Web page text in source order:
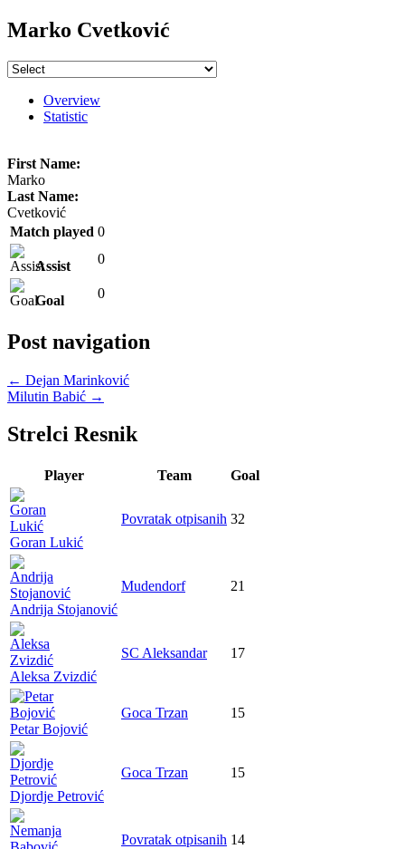
Marko Cvetković
Overview
Statistic
First Name:
Marko
Last Name:
Cvetković
Match played 0
Assist 0
Goal 0
Post navigation
← Dejan Marinković
Milutin Babić →
Strelci Resnik
Player Team Goal
Goran Lukić
Povratak otpisanih 32
Andrija Stojanović
Mudendorf 21
Aleksa Zvizdić
SC Aleksandar 17
Petar Bojović
Goca Trzan 15
Djordje Petrović
Goca Trzan 15
Povratak otpisanih 14